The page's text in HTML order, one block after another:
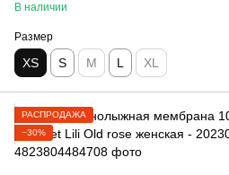
В наличии
Размер
XS S M L XL
РАСПРОДАЖА
−30%